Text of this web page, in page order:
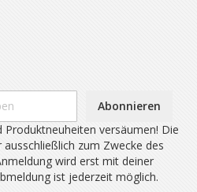
Abonnieren
versäumen! Die
zum Zwecke des
wird erst mit deiner
ist jederzeit möglich.